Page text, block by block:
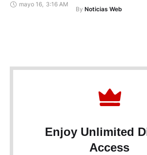
mayo 16, 3:16 AM
By Noticias Web
Enjoy Unlimited
Access